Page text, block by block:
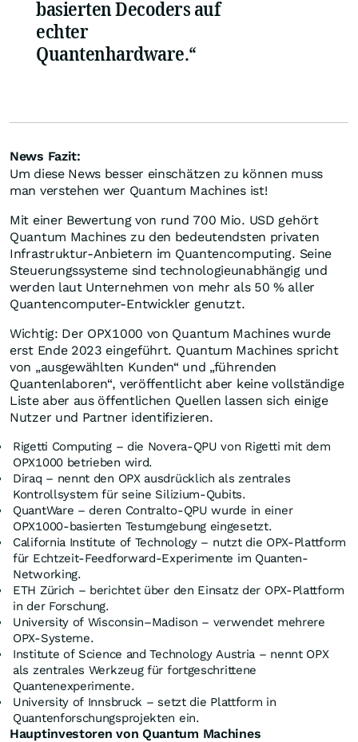
basierten Decoders auf
echter
Quantenhardware.“
News Fazit:
Um diese News besser einschätzen zu können muss
man verstehen wer Quantum Machines ist!
Mit einer Bewertung von rund 700 Mio. USD gehört
Quantum Machines zu den bedeutendsten privaten
Infrastruktur-Anbietern im Quantencomputing. Seine
Steuerungssysteme sind technologieunabhängig und
werden laut Unternehmen von mehr als 50 % aller
Quantencomputer-Entwickler genutzt.
Wichtig: Der OPX1000 von Quantum Machines wurde
erst Ende 2023 eingeführt. Quantum Machines spricht
von „ausgewählten Kunden“ und „führenden
Quantenlaboren“, veröffentlicht aber keine vollständige
Liste aber aus öffentlichen Quellen lassen sich einige
Nutzer und Partner identifizieren.
Rigetti Computing – die Novera-QPU von Rigetti mit dem
OPX1000 betrieben wird.
Diraq – nennt den OPX ausdrücklich als zentrales
Kontrollsystem für seine Silizium-Qubits.
QuantWare – deren Contralto-QPU wurde in einer
OPX1000-basierten Testumgebung eingesetzt.
California Institute of Technology – nutzt die OPX-Plattform
für Echtzeit-Feedforward-Experimente im Quanten-
Networking.
ETH Zürich – berichtet über den Einsatz der OPX-Plattform
in der Forschung.
University of Wisconsin–Madison – verwendet mehrere
OPX-Systeme.
Institute of Science and Technology Austria – nennt OPX
als zentrales Werkzeug für fortgeschrittene
Quantenexperimente.
University of Innsbruck – setzt die Plattform in
Quantenforschungsprojekten ein.
Hauptinvestoren von Quantum Machines